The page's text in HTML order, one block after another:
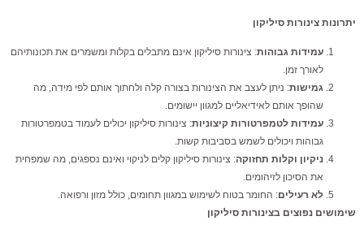
יתרונות צינורות סיליקון
עמידות גבוהות: צינורות סיליקון אינם מתבלים בקלות ומשמרים את תכונותיהם
לאורך זמן.
גמישות: ניתן לעצב את הצינורות בצורה קלה ולחתוך אותם לפי מידה, מה
שהופך אותם לאידיאליים למגוון יישומים.
עמידות לטמפרטורות קיצוניות: צינורות סיליקון יכולים לעמוד בטמפרטורות
גבוהות ויכולים לשמש בסביבות קשות.
ניקיון וקלות תחזוקה: צינורות סיליקון קלים לניקוי ואינם נספגים, מה שמפחית
את הסיכון לזיהומים.
לא רעילים: החומר בטוח לשימוש במגוון תחומים, כולל מזון ורפואה.
שימושים נפוצים בצינורות סיליקון